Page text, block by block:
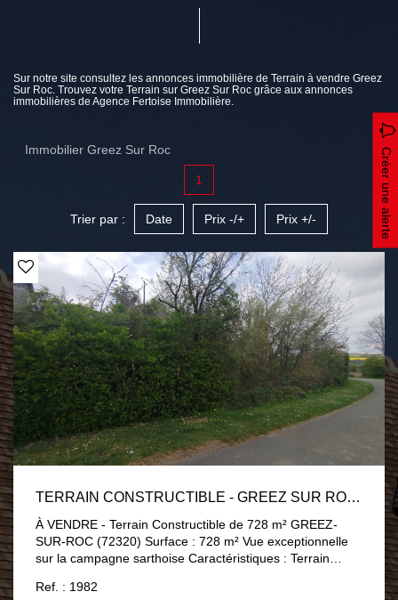
Sur notre site consultez les annonces immobilière de Terrain à vendre Greez
Sur Roc. Trouvez votre Terrain sur Greez Sur Roc grâce aux annonces
immobilières de Agence Fertoise Immobilière.
Immobilier Greez Sur Roc Créer une alerte
1
Trier par : Date Prix -/+ Prix +/-
TERRAIN CONSTRUCTIBLE - GREEZ SUR ROC 728 M2
À VENDRE - Terrain Constructible de 728 m² GREEZ-
SUR-ROC (72320) Surface : 728 m² Vue exceptionnelle
sur la campagne sarthoise Caractéristiques : Terrain
Électricité à proximité immédiate Tout-à-l'égout :
Ref. : 1982